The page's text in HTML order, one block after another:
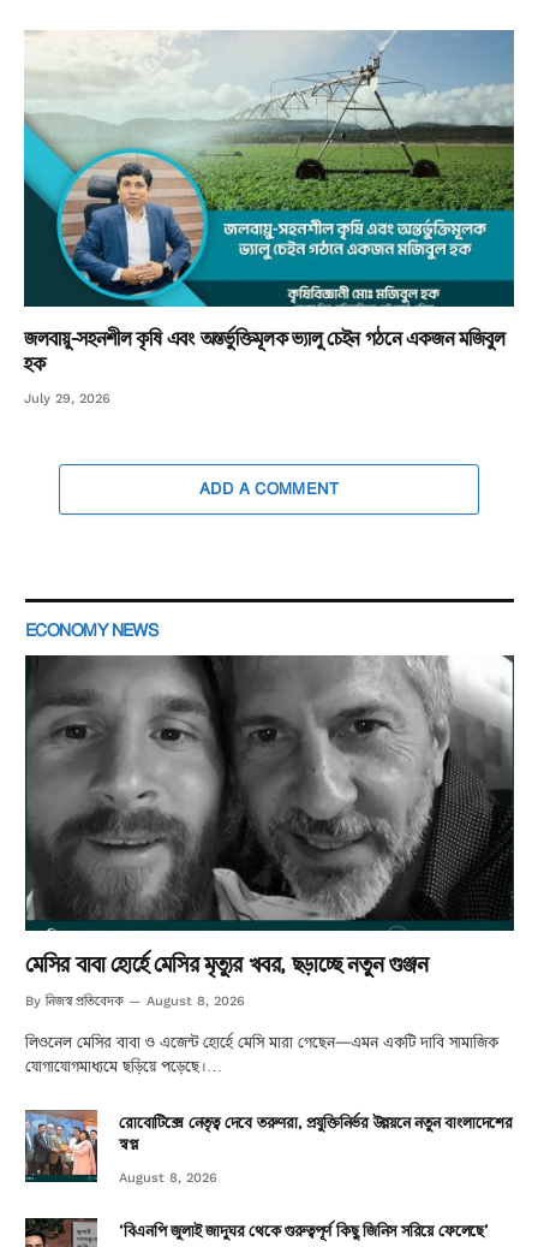
জলবায়ু-সহনশীল কৃষি এবং অন্তর্ভুক্তিমূলক ভ্যালু চেইন গঠনে একজন মজিবুল
হক
July 29, 2026
ADD A COMMENT
ECONOMY NEWS
মেসির বাবা হোর্হে মেসির মৃত্যুর খবর, ছড়াচ্ছে নতুন গুঞ্জন
By নিজস্ব প্রতিবেদক August 8, 2026
লিওনেল মেসির বাবা ও এজেন্ট হোর্হে মেসি মারা গেছেন—এমন একটি দাবি সামাজিক
যোগাযোগমাধ্যমে ছড়িয়ে পড়েছে।…
রোবোটিক্সে নেতৃত্ব দেবে তরুণরা, প্রযুক্তিনির্ভর উন্নয়নে নতুন বাংলাদেশের
স্বপ্ন
August 8, 2026
‘বিএনপি জুলাই জাদুঘর থেকে গুরুত্বপূর্ণ কিছু জিনিস সরিয়ে ফেলেছে’